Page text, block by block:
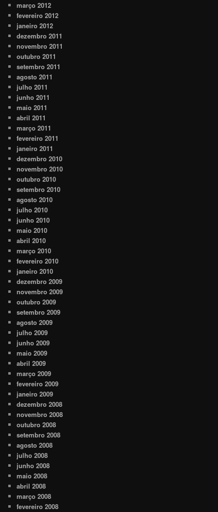
março 2012
fevereiro 2012
janeiro 2012
dezembro 2011
novembro 2011
outubro 2011
setembro 2011
agosto 2011
julho 2011
junho 2011
maio 2011
abril 2011
março 2011
fevereiro 2011
janeiro 2011
dezembro 2010
novembro 2010
outubro 2010
setembro 2010
agosto 2010
julho 2010
junho 2010
maio 2010
abril 2010
março 2010
fevereiro 2010
janeiro 2010
dezembro 2009
novembro 2009
outubro 2009
setembro 2009
agosto 2009
julho 2009
junho 2009
maio 2009
abril 2009
março 2009
fevereiro 2009
janeiro 2009
dezembro 2008
novembro 2008
outubro 2008
setembro 2008
agosto 2008
julho 2008
junho 2008
maio 2008
abril 2008
março 2008
fevereiro 2008